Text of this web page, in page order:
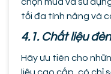
tối đa tính năng và
4.1. Chất liệu đèn
Hãy ưu tiên cho